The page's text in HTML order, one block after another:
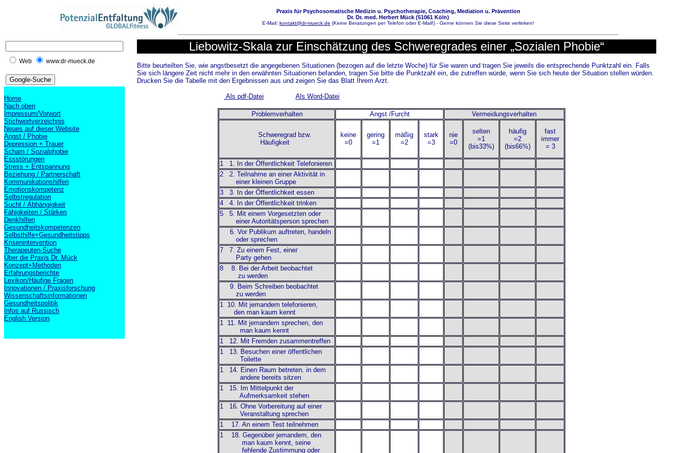
Praxis für Psychosomatische Medizin u. Psychotherapie, Coaching, Mediation u. Prävention
Dr. Dr. med. Herbert Mück (51061 Köln)
E-Mail: kontakt@dr-mueck.de (Keine Beratungen per Telefon oder E-Mail!) - Gerne können Sie diese Seite verlinken!
Web www.dr-mueck.de
Home
Nach oben
Impressum/Vorwort
Stichwortverzeichnis
Neues auf dieser Website
Angst / Phobie
Depression + Trauer
Scham / Sozialphobie
Essstörungen
Stress + Entspannung
Beziehung / Partnerschaft
Kommunikationshilfen
Emotionskompetenz
Selbstregulation
Sucht / Abhängigkeit
Fähigkeiten / Stärken
Denkhilfen
Gesundheitskompetenzen
Selbsthilfe+Gesundheitstipps
Krisenintervention
Therapeuten-Suche
Über die Praxis Dr. Mück
Konzept+Methoden
Erfahrungsberichte
Lexikon/Häufige Fragen
Innovationen / Praxisforschung
Wissenschaftsinformationen
Gesundheitspolitik
Infos auf Russisch
English Version
Liebowitz-Skala zur Einschätzung des Schweregrades einer „Sozialen Phobie“
Bitte beurteilten Sie, wie angstbesetzt die angegebenen Situationen (bezogen auf die letzte Woche) für Sie waren und tragen Sie jeweils die entsprechende Punktzahl ein. Falls
Sie sich längere Zeit nicht mehr in den erwähnten Situationen befanden, tragen Sie bitte die Punktzahl ein, die zutreffen würde, wenn Sie sich heute der Situation stellen würden.
Drucken Sie die Tabelle mit den Ergebnissen aus und zeigen Sie das Blatt Ihrem Arzt.
Als pdf-Datei Als Word-Datei
Problemverhalten Angst /Furcht Vermeidungsverhalten
Schweregrad bzw.
Häufigkeit
keine
=0
gering
=1
mäßig
=2
stark
=3
nie
=0
selten
=1
(bis33%)
häufig
=2
(bis66%)
fast
immer
= 3
1 1. In der Öffentlichkeit Telefonieren
2 2. Teilnahme an einer Aktivität in
einer kleinen Gruppe
3 3. In der Öffentlichkeit essen
4 4. In der Öffentlichkeit trinken
5 5. Mit einem Vorgesetzten oder
einer Autoritätsperson sprechen
6. Vor Publikum auftreten, handeln
oder sprechen
7 7. Zu einem Fest, einer
Party gehen
8 8. Bei der Arbeit beobachtet
zu werden
9. Beim Schreiben beobachtet
zu werden
1 10. Mit jemandem telefonieren,
den man kaum kennt
1 11. Mit jemandem sprechen, den
man kaum kennt
1 12. Mit Fremden zusammentreffen
1 13. Besuchen einer öffentlichen
Toilette
1 14. Einen Raum betreten. in dem
andere bereits sitzen
1 15. Im Mittelpunkt der
Aufmerksamkeit stehen
1 16. Ohne Vorbereitung auf einer
Veranstaltung sprechen
1 17. An einem Test teilnehmen
1 18. Gegenüber jemandem, den
man kaum kennt, seine
fehlende Zustimmung oder